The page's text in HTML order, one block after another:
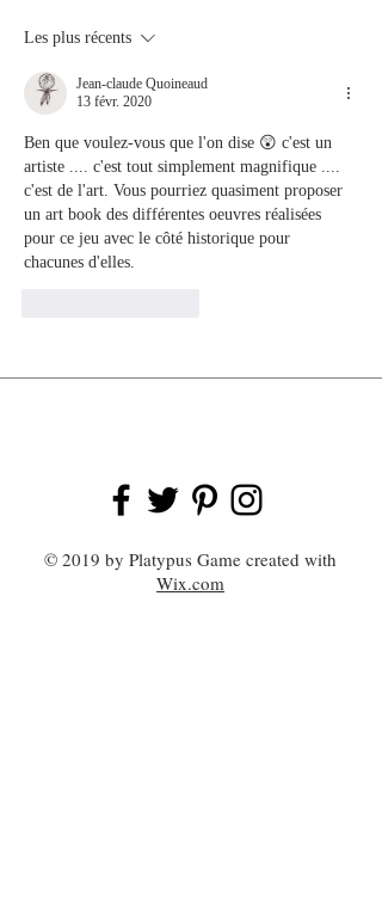
Les plus récents
Jean-claude Quoineaud
13 févr. 2020
Ben que voulez-vous que l'on dise 😲 c'est un
artiste .... c'est tout simplement magnifique ....
c'est de l'art. Vous pourriez quasiment proposer
un art book des différentes oeuvres réalisées
pour ce jeu avec le côté historique pour
chacunes d'elles.
© 2019 by Platypus Game created with
Wix.com